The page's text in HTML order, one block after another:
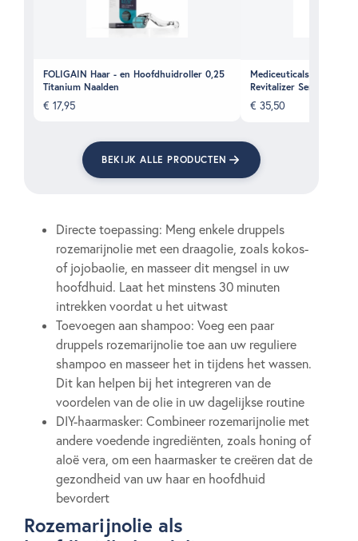
FOLIGAIN Haar - en Hoofdhuidroller 0,25
Titanium Naalden
€ 17,95
Mediceuticals Numinox
Revitalizer Serum
€ 35,50
BEKIJK ALLE PRODUCTEN
Directe toepassing: Meng enkele druppels
rozemarijnolie met een draagolie, zoals kokos-
of jojobaolie, en masseer dit mengsel in uw
hoofdhuid. Laat het minstens 30 minuten
intrekken voordat u het uitwast
Toevoegen aan shampoo: Voeg een paar
druppels rozemarijnolie toe aan uw reguliere
shampoo en masseer het in tijdens het wassen.
Dit kan helpen bij het integreren van de
voordelen van de olie in uw dagelijkse routine
DIY-haarmasker: Combineer rozemarijnolie met
andere voedende ingrediënten, zoals honing of
aloë vera, om een haarmasker te creëren dat de
gezondheid van uw haar en hoofdhuid
bevordert
Rozemarijnolie als